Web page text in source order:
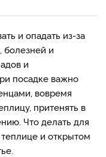
и опадать из-за
болезней и
и
посадке важно
вовремя
притенять в
Что делать для
и открытом